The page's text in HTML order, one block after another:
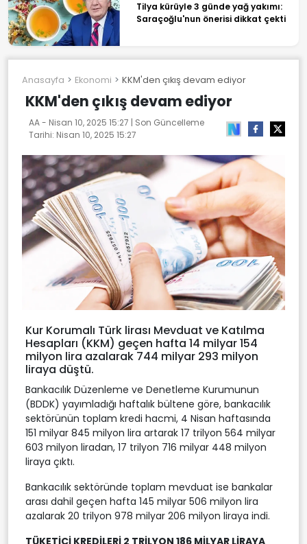
Tilya kürüyle 3 günde yağ yakımı:
Saraçoğlu'nun önerisi dikkat çekti
Anasayfa Ekonomi KKM'den çıkış devam ediyor
KKM'den çıkış devam ediyor
AA - Nisan 10, 2025 15:27 | Son Güncelleme
Tarihi: Nisan 10, 2025 15:27
Kur Korumalı Türk lirası Mevduat ve Katılma
Hesapları (KKM) geçen hafta 14 milyar 154
milyon lira azalarak 744 milyar 293 milyon
liraya düştü.
Bankacılık Düzenleme ve Denetleme Kurumunun
(BDDK) yayımladığı haftalık bültene göre, bankacılık
sektörünün toplam kredi hacmi, 4 Nisan haftasında
151 milyar 845 milyon lira artarak 17 trilyon 564 milyar
603 milyon liradan, 17 trilyon 716 milyar 448 milyon
liraya çıktı.
Bankacılık sektöründe toplam mevduat ise bankalar
arası dahil geçen hafta 145 milyar 506 milyon lira
azalarak 20 trilyon 978 milyar 206 milyon liraya indi.
TÜKETİCİ KREDİLERİ 2 TRİLYON 186 MİLYAR LİRAYA